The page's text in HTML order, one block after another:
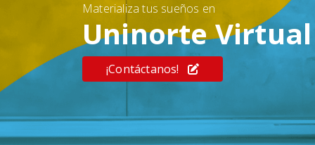
Materializa tus sueños en
Uninorte Virtual
¡Contáctanos!